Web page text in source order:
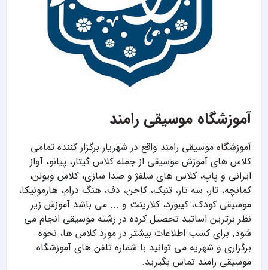
آموزشگاه موسیقی رامند
آموزشگاه موسیقی رامند واقع در شهریار برگزار کننده تمامی
کلاس های آموزش موسیقی از جمله کلاس گیتار، پیانو، آواز
ایرانی و پاپ، کلاس های سلفژ و صدا سازی، کلاس ویولن،
کمانچه، تار، سه تار، تنبک، کاخن، دف، هنگ درام، هارمونیکا،
موسیقی کودک، کیبورد، کلارینت و ... می باشد آموزش زیر
نظر برترین اساتید تحصیل کرده در رشته موسیقی انجام می
شود. برای کسب اطلاعات بیشتر در مورد کلاس ها، نحوه
برگزاری و شهریه می توانید با شماره تلفن های آموزشگاه
موسیقی رامند تماس بگیرید.